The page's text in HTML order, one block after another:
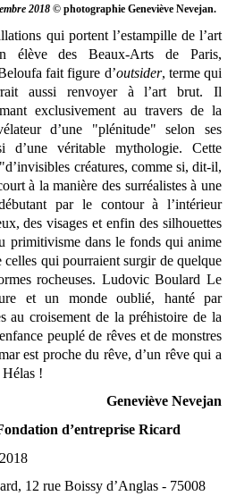
2018 © photographie Geneviève Nevejan.
qui portent l’estampille de l’art
élève des Beaux-Arts de Paris,
fait figure d’outsider, terme qui
aussi renvoyer à l’art brut. Il
exclusivement au travers de la
d’une "plénitude" selon ses
d’une véritable mythologie. Cette
créatures, comme si, dit-il,
à la manière des surréalistes à une
par le contour à l’intérieur
des visages et enfin des silhouettes
primitivisme dans le fonds qui anime
celles qui pourraient surgir de quelque
rocheuses. Ludovic Boulard Le
et un monde oublié, hanté par
au croisement de la préhistoire de la
peuplé de rêves et de monstres
est proche du rêve, d’un rêve qui a
Hélas !
Geneviève Nevejan
d’entreprise Ricard
12 rue Boissy d’Anglas - 75008